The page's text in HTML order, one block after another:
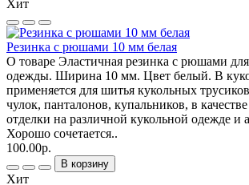
Хит
Резинка с рюшами 10 мм белая
О товаре Эластичная резинка с рюшами
одежды. Ширина 10 мм. Цвет белый. В
применяется для шитья кукольных
чулок, панталонов, купальников, в
отделки на различной кукольной одежде и
Хорошо сочетается..
100.00р.
В корзину
Хит